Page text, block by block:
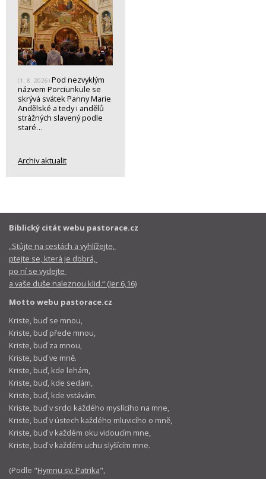
(1. 8. 2026) Pod nezvyklým
názvem Porciunkule se
skrývá svátek Panny Marie
Andělské a tedy i andělů
strážných slavený podle
staré…
Archiv aktualit
Biblický citát webu pastorace.cz
„Stůjte na cestách a vyhlížejte,
ptejte se, která je dobrá,
po ní se vydejte
a vaše duše naleznou klid.“ (Jer 6,16)
Motto webu pastorace.cz
Kriste, buď se mnou,
Kriste, buď přede mnou,
Kriste, buď za mnou,
Kriste, buď ve mně.
Kriste, buď, kde lehám,
Kriste, buď, kde sedám,
Kriste, buď, kde vstávám.
Kriste, buď v srdci každého myslícího na mne,
Kriste, buď v ústech každého mluvicího o mně,
Kriste, buď v každém oku vidoucím mne,
Kriste, buď v každém uchu slyšícím mne.
(Podle "Hymnu sv. Patrika",